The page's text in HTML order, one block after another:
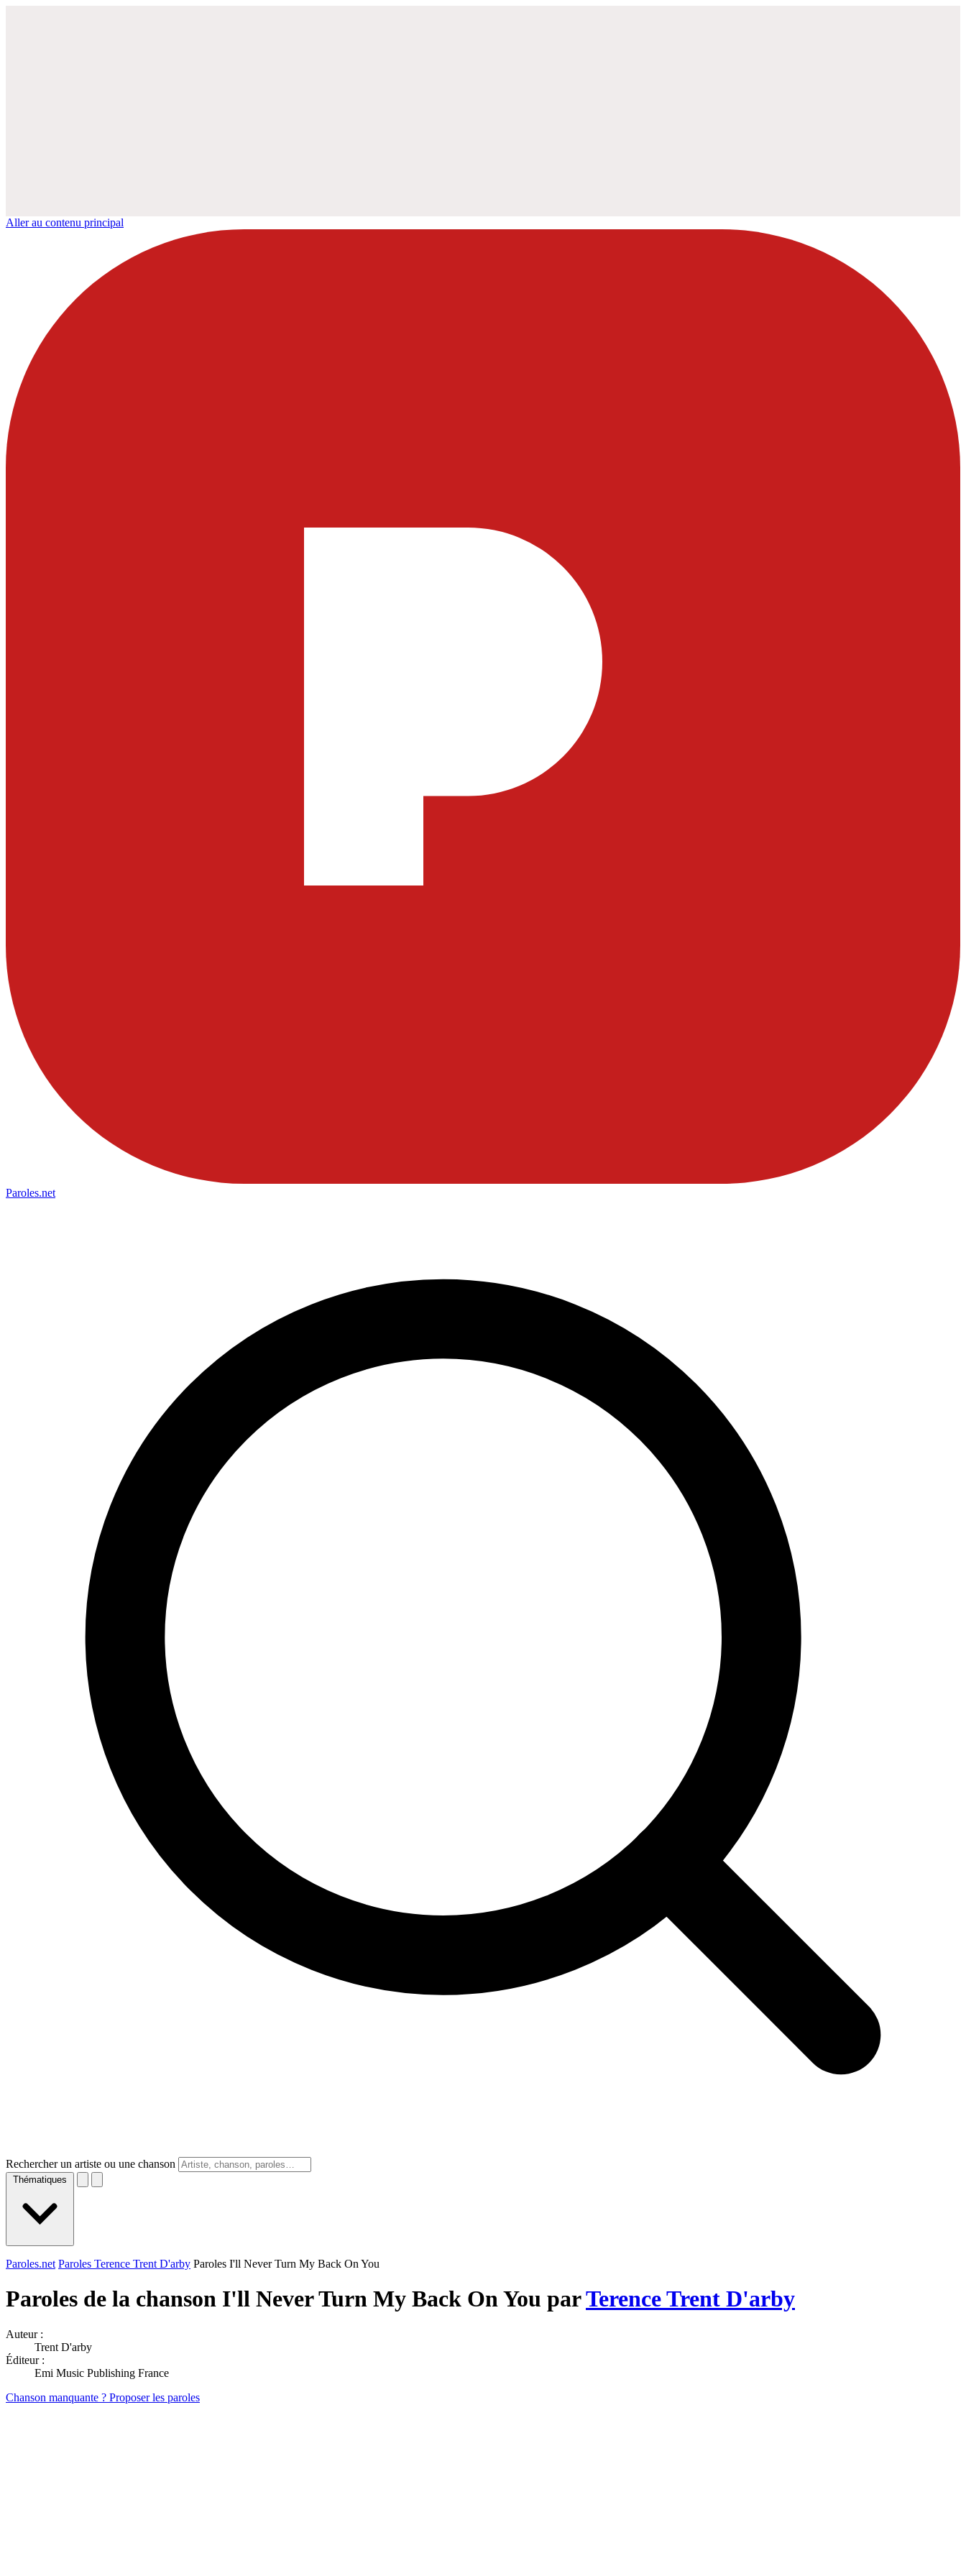
Aller au contenu principal
Paroles.net
Rechercher un artiste ou une chanson
Thématiques
Paroles.net Paroles Terence Trent D'arby Paroles I'll Never Turn My Back On You
Paroles de la chanson I'll Never Turn My Back On You parTerence Trent D'arby
Auteur :
Trent D'arby
Éditeur :
Emi Music Publishing France
Chanson manquante ? Proposer les paroles